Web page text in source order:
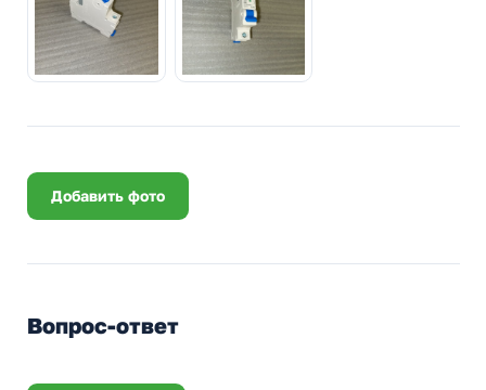
Добавить фото
Вопрос-ответ